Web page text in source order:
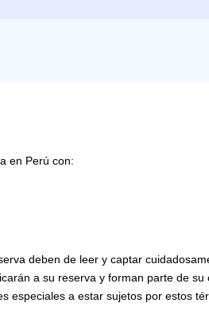
en Perú con:
deben de leer y captar
a su reserva y forman parte de
especiales a estar sujetos por estos